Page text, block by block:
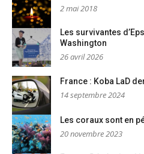
2 mai 2018
Les survivantes
Washington
26 avril 2026
France : Koba LaD
14 septembre 2024
Les coraux sont en
20 novembre 2023